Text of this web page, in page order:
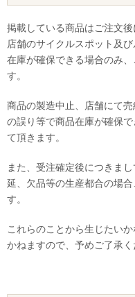
掲載している商品はご注文
店舗のサイクルスポット及
在庫が確保できる場合のみ
す。
商品の製造中止、店舗にて
の誤り等で商品在庫が確保
て頂きます。
また、受注確定後につきま
延、欠品等の生産都合の場
す。
これらのことから生じたい
かねますので、予めご了承く